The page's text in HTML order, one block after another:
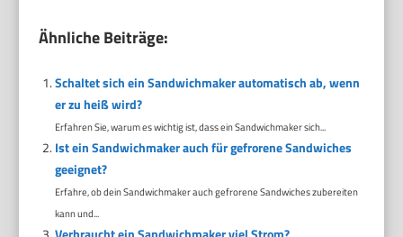
Ähnliche Beiträge:
Schaltet sich ein Sandwichmaker automatisch ab, wenn
er zu heiß wird?
Erfahren Sie, warum es wichtig ist, dass ein Sandwichmaker sich...
Ist ein Sandwichmaker auch für gefrorene Sandwiches
geeignet?
Erfahre, ob dein Sandwichmaker auch gefrorene Sandwiches zubereiten
kann und...